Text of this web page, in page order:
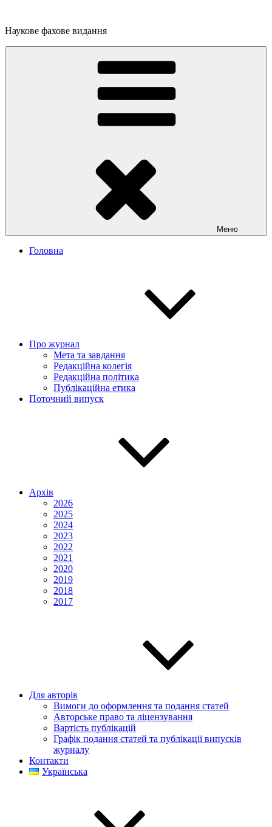
вмісту
Наукове фахове видання
Меню
Головна
Про журнал
Мета та завдання
Редакційна колегія
Редакційна політика
Публікаційна етика
Поточний випуск
Архів
2026
2025
2024
2023
2022
2021
2020
2019
2018
2017
Для авторів
Вимоги до оформлення та подання статей
Авторське право та ліцензування
Вартість публікацій
Графік подання статей та публікації випусків
журналу
Контакти
Українська